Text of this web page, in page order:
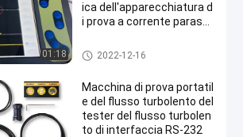
01:18
ica dell'apparecchiatura d
i prova a corrente parassi
Apparecchiatura di collaudo d
el flusso turbolento
2022-12-16
Macchina di prova portatil
e del flusso turbolento del
tester del flusso turbolen
to di interfaccia RS-232